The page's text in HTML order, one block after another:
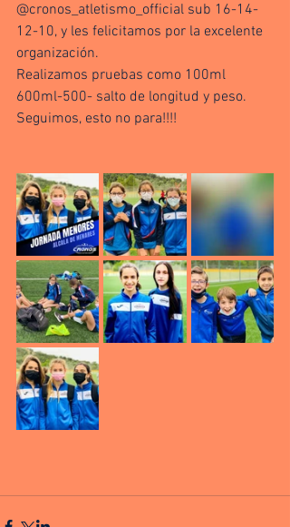
@cronos_atletismo_official sub 16-14-
12-10, y les felicitamos por la excelente
organización.
Realizamos pruebas como 100ml
600ml-500- salto de longitud y peso.
Seguimos, esto no para!!!!